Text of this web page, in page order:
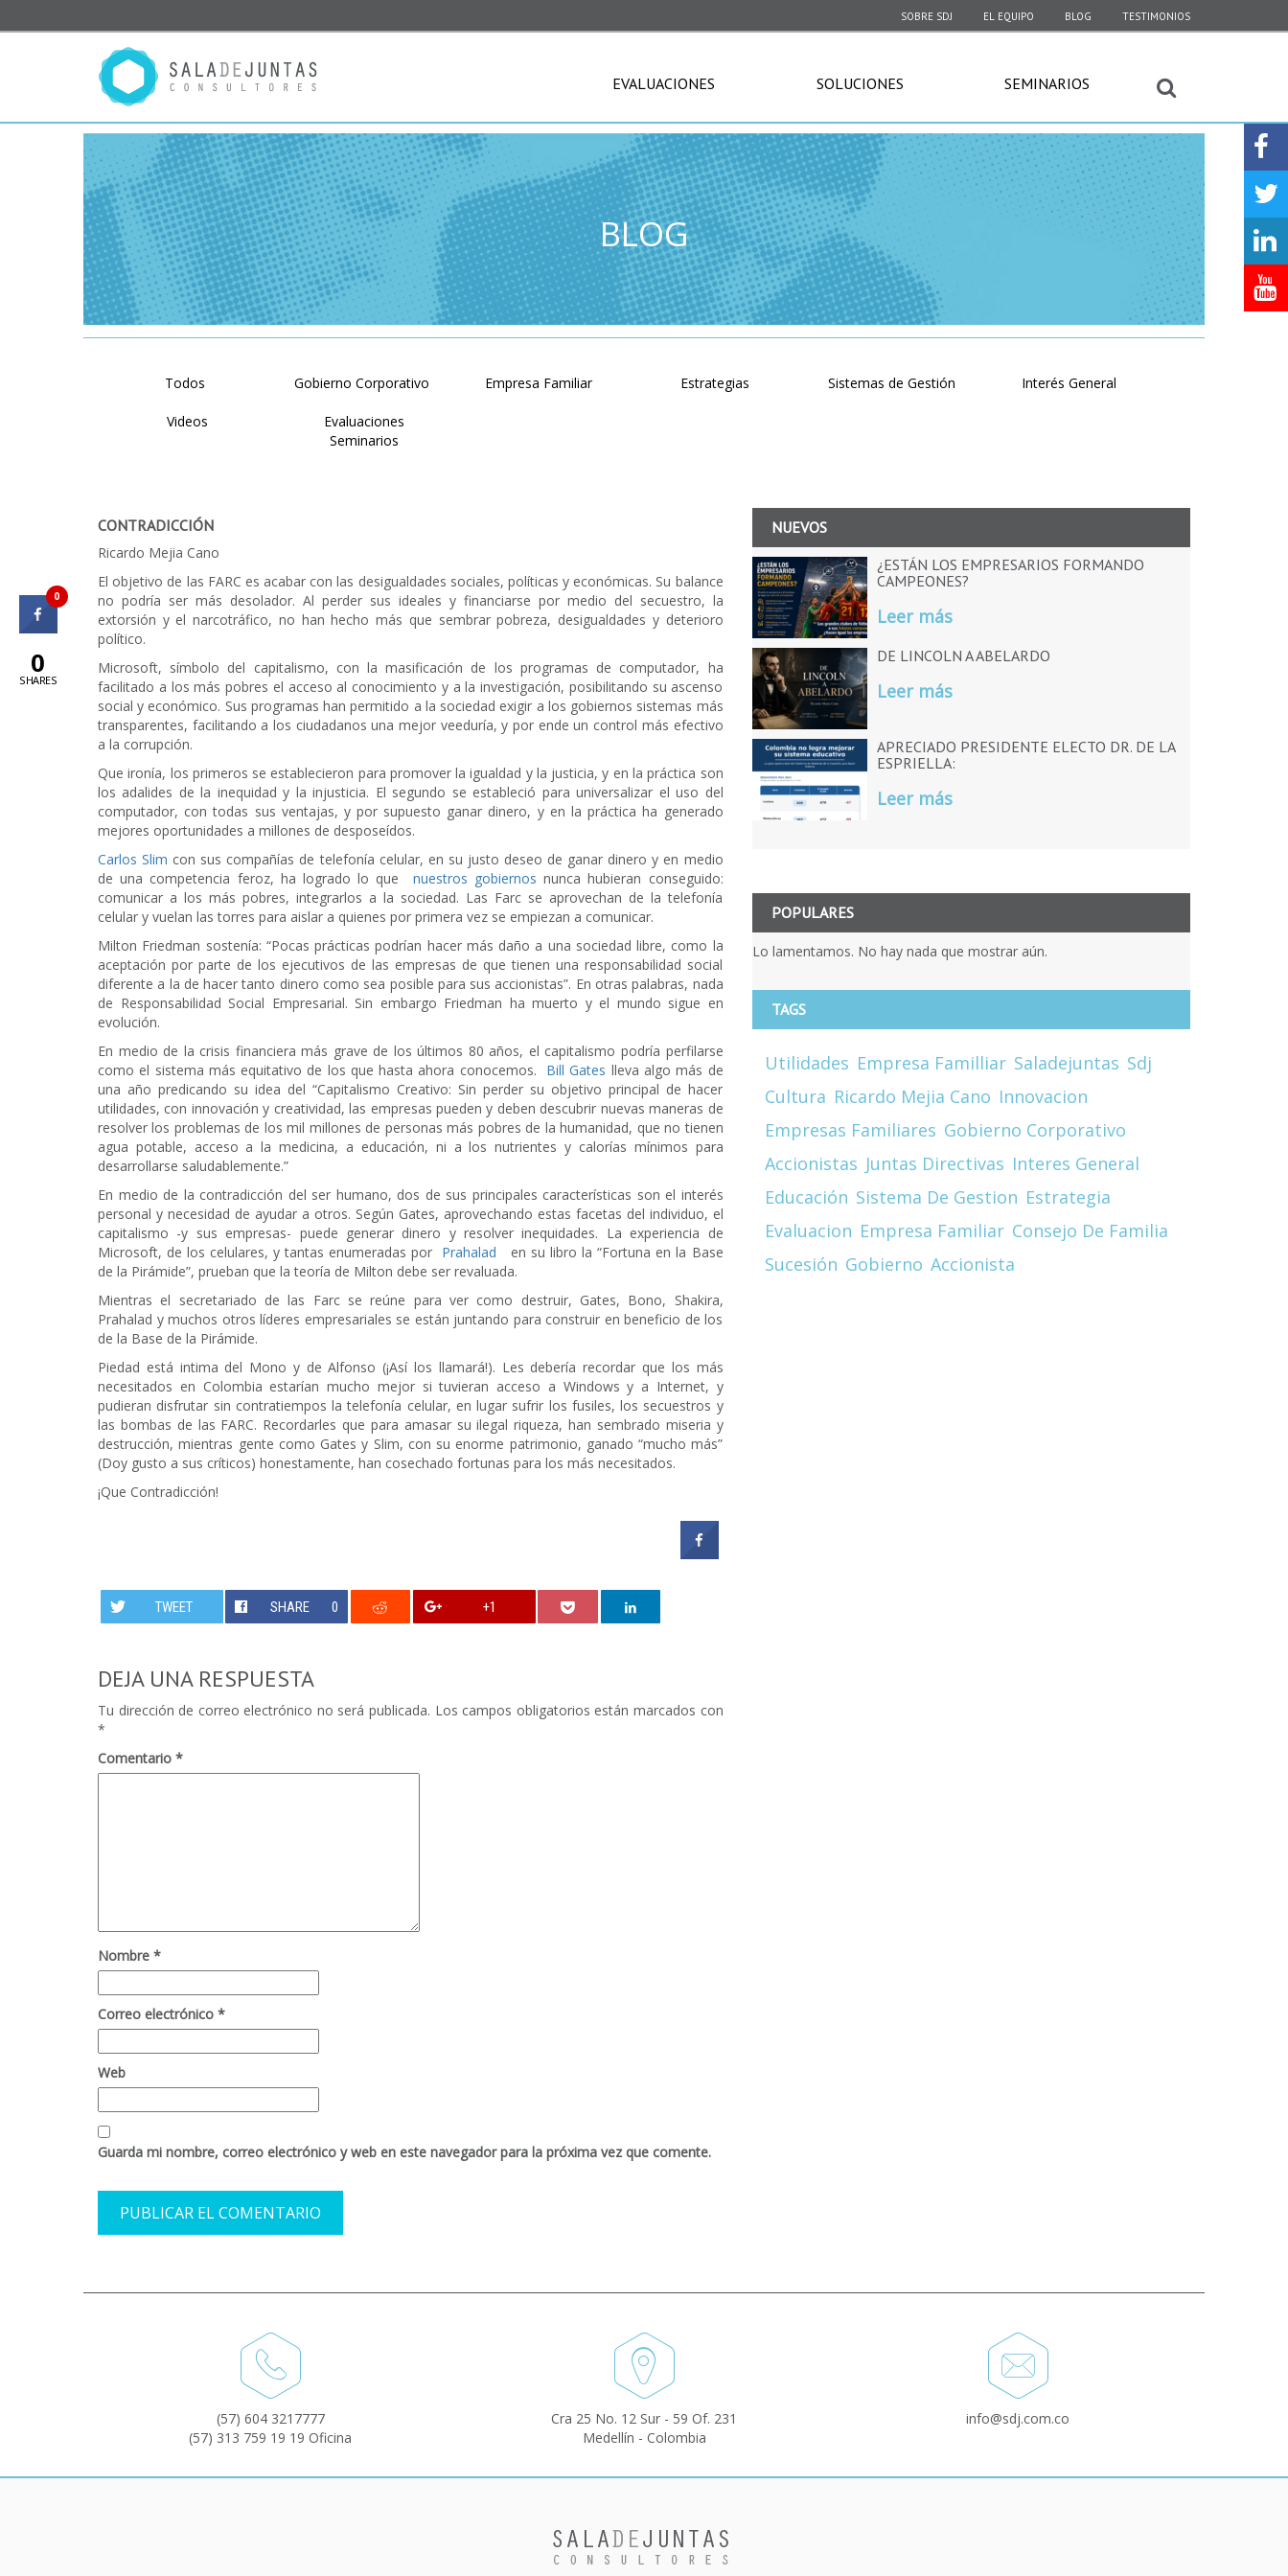
SOBRE SDJ EL EQUIPO BLOG TESTIMONIOS
EVALUACIONES SOLUCIONES SEMINARIOS
BLOG
Todos Gobierno Corporativo Empresa Familiar Estrategias Sistemas de Gestión Interés General
Videos
Evaluaciones
Seminarios
CONTRADICCIÓN
Ricardo Mejia Cano
El objetivo de las FARC es acabar con las desigualdades sociales, políticas y económicas. Su balance
no podría ser más desolador. Al perder sus ideales y financiarse por medio del secuestro, la
extorsión y el narcotráfico, no han hecho más que sembrar pobreza, desigualdades y deterioro
político.
Microsoft, símbolo del capitalismo, con la masificación de los programas de computador, ha
facilitado a los más pobres el acceso al conocimiento y a la investigación, posibilitando su ascenso
social y económico. Sus programas han permitido a la sociedad exigir a los gobiernos sistemas más
transparentes, facilitando a los ciudadanos una mejor veeduría, y por ende un control más efectivo
a la corrupción.
Que ironía, los primeros se establecieron para promover la igualdad y la justicia, y en la práctica son
los adalides de la inequidad y la injusticia. El segundo se estableció para universalizar el uso del
computador, con todas sus ventajas, y por supuesto ganar dinero, y en la práctica ha generado
mejores oportunidades a millones de desposeídos.
Carlos Slim con sus compañías de telefonía celular, en su justo deseo de ganar dinero y en medio
de una competencia feroz, ha logrado lo que nuestros gobiernosnunca hubieran conseguido:
comunicar a los más pobres, integrarlos a la sociedad. Las Farc se aprovechan de la telefonía
celular y vuelan las torres para aislar a quienes por primera vez se empiezan a comunicar.
Milton Friedman sostenía: “Pocas prácticas podrían hacer más daño a una sociedad libre, como la
aceptación por parte de los ejecutivos de las empresas de que tienen una responsabilidad social
diferente a la de hacer tanto dinero como sea posible para sus accionistas”. En otras palabras, nada
de Responsabilidad Social Empresarial. Sin embargo Friedman ha muerto y el mundo sigue en
evolución.
En medio de la crisis financiera más grave de los últimos 80 años, el capitalismo podría perfilarse
como el sistema más equitativo de los que hasta ahora conocemos. Bill Gates lleva algo más de
una año predicando su idea del “Capitalismo Creativo: Sin perder su objetivo principal de hacer
utilidades, con innovación y creatividad, las empresas pueden y deben descubrir nuevas maneras de
resolver los problemas de los mil millones de personas más pobres de la humanidad, que no tienen
agua potable, acceso a la medicina, a educación, ni a los nutrientes y calorías mínimos para
desarrollarse saludablemente.”
En medio de la contradicción del ser humano, dos de sus principales características son el interés
personal y necesidad de ayudar a otros. Según Gates, aprovechando estas facetas del individuo, el
capitalismo -y sus empresas- puede generar dinero y resolver inequidades. La experiencia de
Microsoft, de los celulares, y tantas enumeradas por Prahalad
en su libro la “Fortuna en la Base
de la Pirámide”, prueban que la teoría de Milton debe ser revaluada.
Mientras el secretariado de las Farc se reúne para ver como destruir, Gates, Bono, Shakira,
Prahalad y muchos otros líderes empresariales se están juntando para construir en beneficio de los
de la Base de la Pirámide.
Piedad está intima del Mono y de Alfonso (¡Así los llamará!). Les debería recordar que los más
necesitados en Colombia estarían mucho mejor si tuvieran acceso a Windows y a Internet, y
pudieran disfrutar sin contratiempos la telefonía celular, en lugar sufrir los fusiles, los secuestros y
las bombas de las FARC. Recordarles que para amasar su ilegal riqueza, han sembrado miseria y
destrucción, mientras gente como Gates y Slim, con su enorme patrimonio, ganado “mucho más”
(Doy gusto a sus críticos) honestamente, han cosechado fortunas para los más necesitados.
¡Que Contradicción!
TWEET SHARE 0 +1
DEJA UNA RESPUESTA
Tu dirección de correo electrónico no será publicada. Los campos obligatorios están marcados con
*
Comentario *
Nombre *
Correo electrónico *
Web
Guarda mi nombre, correo electrónico y web en este navegador para la próxima vez que comente.
NUEVOS
¿ESTÁN LOS EMPRESARIOS FORMANDO
CAMPEONES?
Leer más
DE LINCOLN A ABELARDO
Leer más
APRECIADO PRESIDENTE ELECTO DR. DE LA
ESPRIELLA:
Leer más
POPULARES
Lo lamentamos. No hay nada que mostrar aún.
TAGS
Utilidades Empresa Familliar Saladejuntas Sdj
Cultura Ricardo Mejia Cano Innovacion
Empresas Familiares Gobierno Corporativo
Accionistas Juntas Directivas Interes General
Educación Sistema De Gestion Estrategia
Evaluacion Empresa Familiar Consejo De Familia
Sucesión Gobierno Accionista
(57) 604 3217777
(57) 313 759 19 19 Oficina
Cra 25 No. 12 Sur - 59 Of. 231
Medellín - Colombia
info@sdj.com.co
0
0
SHARES